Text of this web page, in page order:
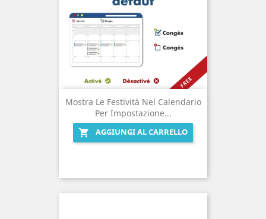
Mostra Le Festività Nel Calendario
Per Impostazione...

AGGIUNGI AL CARRELLO